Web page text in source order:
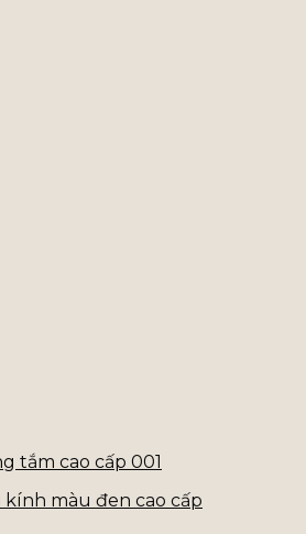
màu đen cao cấp